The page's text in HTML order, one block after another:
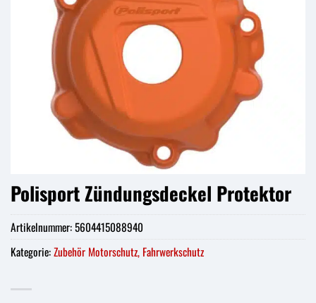
Polisport Zündungsdeckel Protektor
Artikelnummer:5604415088940
Kategorie:Zubehör Motorschutz, Fahrwerkschutz